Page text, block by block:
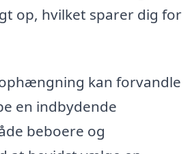
op, hvilket sparer dig for
kan forvandle
en indbydende
beboere og